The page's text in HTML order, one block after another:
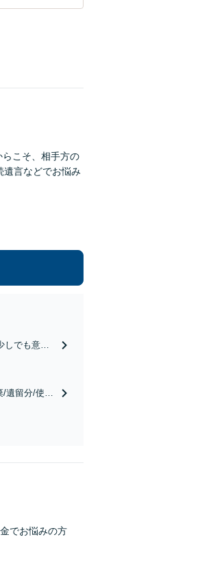
らこそ、相手方の
遺言などでお悩み
でも意識
留分/使途
でお悩みの方